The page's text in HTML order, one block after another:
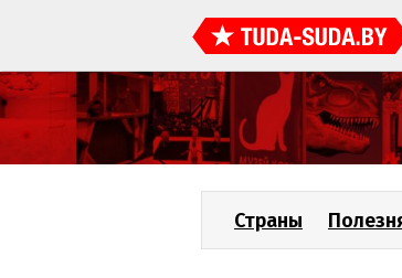
Страны